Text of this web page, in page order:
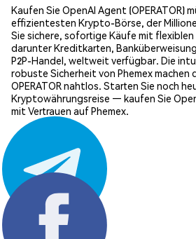
Kaufen Sie OpenAI Agent (OPERATOR)
effizientesten Krypto-Börse, der
Sie sichere, sofortige Käufe mit
darunter Kreditkarten,
P2P-Handel, weltweit verfügbar. Die
robuste Sicherheit von Phemex machen
OPERATOR nahtlos. Starten Sie noch
Kryptowährungsreise — kaufen Sie
mit Vertrauen auf Phemex.
Teilen: